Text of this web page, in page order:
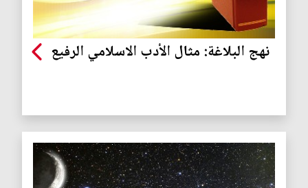
نهج البلاغة: مثال الأدب الاسلامي الرفيع